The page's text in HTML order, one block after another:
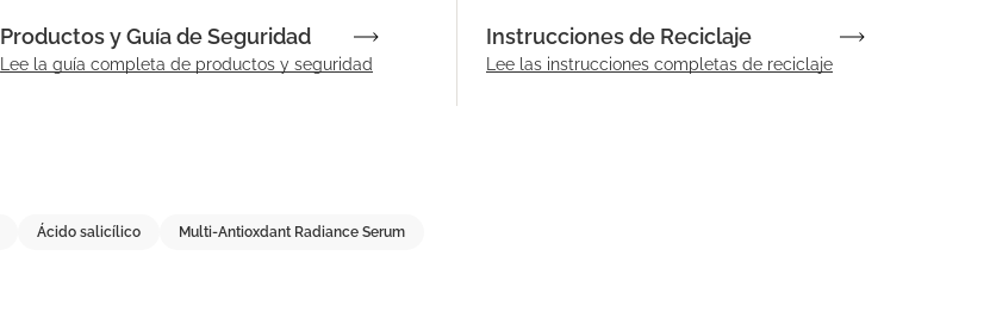
Productos y Guía de Seguridad
Lee la guía completa de productos y seguridad
Instrucciones de Reciclaje
Lee las instrucciones completas de reciclaje
Ácido salicílico Multi-Antioxdant Radiance Serum